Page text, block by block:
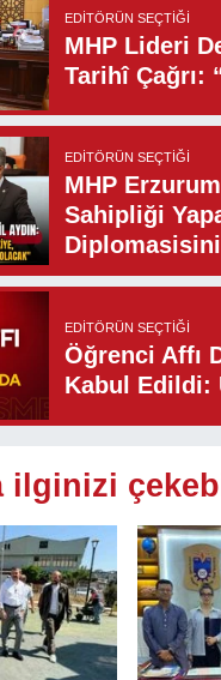
EDITÖRÜN SEÇTIĞI
MHP Lideri
Tarihî Çağrı:
EDITÖRÜN SEÇTIĞI
MHP
Sahipliği
EDITÖRÜN SEÇTIĞI
Öğrenci Affı
Kabul Edildi:
ilginizi